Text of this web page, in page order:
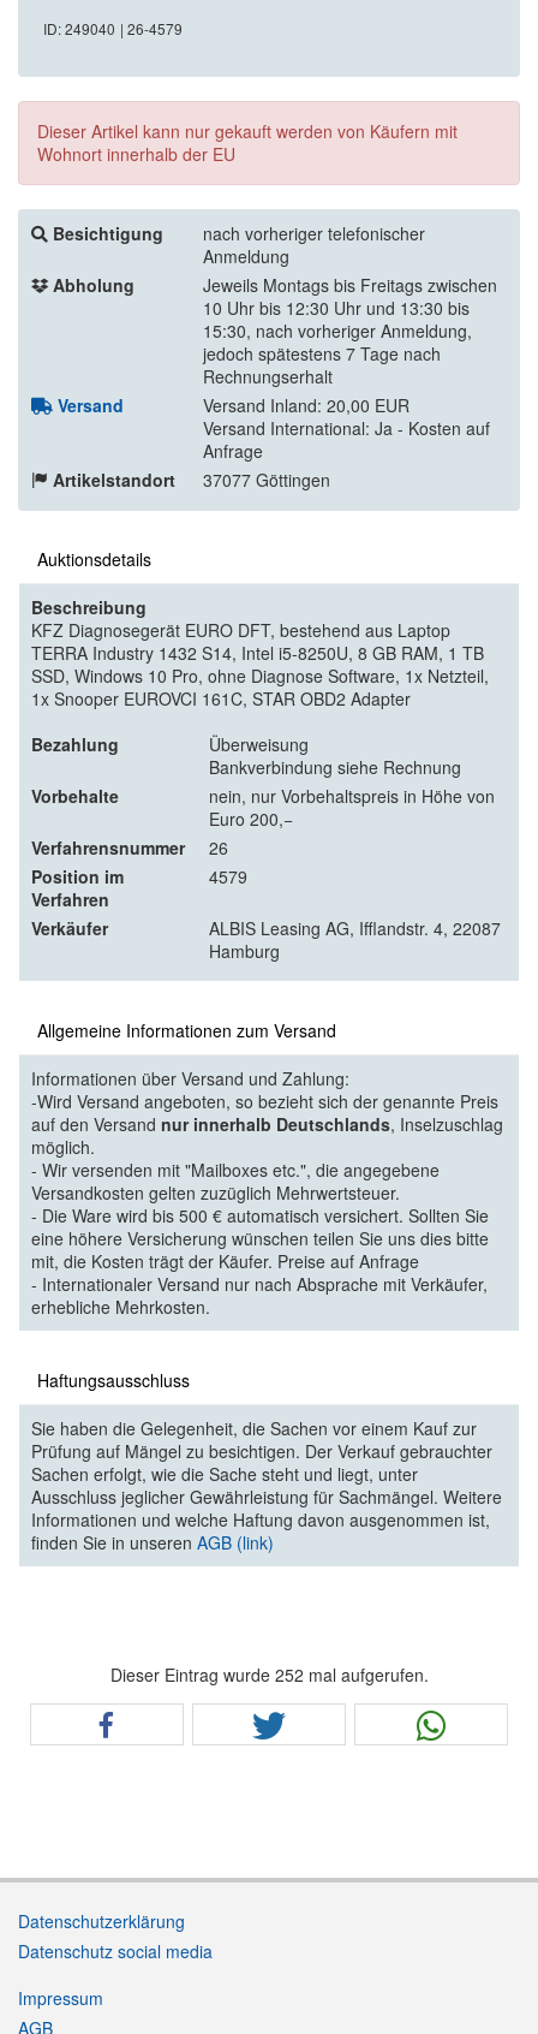
ID: 249040 | 26-4579
Dieser Artikel kann nur gekauft werden von Käufern mit
Wohnort innerhalb der EU
Besichtigung
nach vorheriger telefonischer
Anmeldung
Abholung
Jeweils Montags bis Freitags zwischen
10 Uhr bis 12:30 Uhr und 13:30 bis
15:30, nach vorheriger Anmeldung,
jedoch spätestens 7 Tage nach
Rechnungserhalt
Versand
Versand Inland: 20,00 EUR
Versand International: Ja - Kosten auf
Anfrage
Artikelstandort
37077 Göttingen
Auktionsdetails
Beschreibung
KFZ Diagnosegerät EURO DFT, bestehend aus Laptop
TERRA Industry 1432 S14, Intel i5-8250U, 8 GB RAM, 1 TB
SSD, Windows 10 Pro, ohne Diagnose Software, 1x Netzteil,
1x Snooper EUROVCI 161C, STAR OBD2 Adapter
Bezahlung
Überweisung
Bankverbindung siehe Rechnung
Vorbehalte
nein, nur Vorbehaltspreis in Höhe von
Euro 200,−
Verfahrensnummer
26
Position im
Verfahren
4579
Verkäufer
ALBIS Leasing AG, Ifflandstr. 4, 22087
Hamburg
Allgemeine Informationen zum Versand
Informationen über Versand und Zahlung:
-Wird Versand angeboten, so bezieht sich der genannte Preis
auf den Versand nur innerhalb Deutschlands, Inselzuschlag
möglich.
- Wir versenden mit "Mailboxes etc.", die angegebene
Versandkosten gelten zuzüglich Mehrwertsteuer.
- Die Ware wird bis 500 € automatisch versichert. Sollten Sie
eine höhere Versicherung wünschen teilen Sie uns dies bitte
mit, die Kosten trägt der Käufer. Preise auf Anfrage
- Internationaler Versand nur nach Absprache mit Verkäufer,
erhebliche Mehrkosten.
Haftungsausschluss
Sie haben die Gelegenheit, die Sachen vor einem Kauf zur
Prüfung auf Mängel zu besichtigen. Der Verkauf gebrauchter
Sachen erfolgt, wie die Sache steht und liegt, unter
Ausschluss jeglicher Gewährleistung für Sachmängel. Weitere
Informationen und welche Haftung davon ausgenommen ist,
finden Sie in unseren AGB (link)
Dieser Eintrag wurde 252 mal aufgerufen.
Datenschutzerklärung
Datenschutz social media
Impressum
AGB